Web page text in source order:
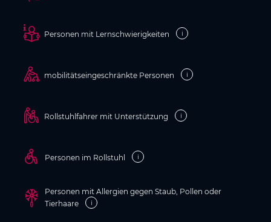
Personen mit Lernschwierigkeiten i
mobilitätseingeschränkte Personen i
Rollstuhlfahrer mit Unterstützung i
Personen im Rollstuhl i
Personen mit Allergien gegen Staub, Pollen oder
Tierhaare
i